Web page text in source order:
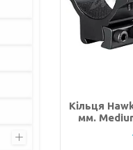
Кільця
мм.